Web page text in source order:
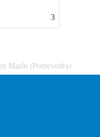
Marín (Pontevedra)